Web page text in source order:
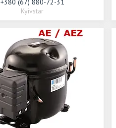
+380 (67) 880-72-31
Kyivstar